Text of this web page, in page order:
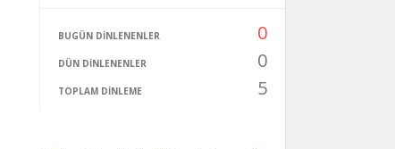
BUGÜN DINLENENLER 0
DÜN DINLENENLER 0
TOPLAM DINLEME 5